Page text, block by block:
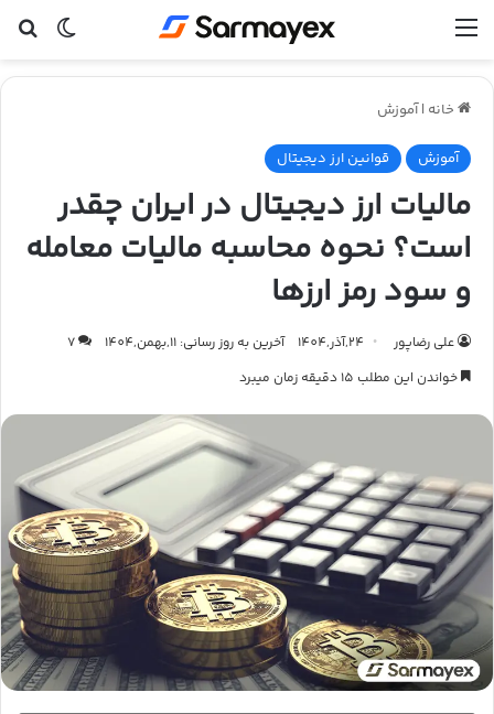
خانه | آموزش
آموزش قوانین ارز دیجیتال
مالیات ارز دیجیتال در ایران چقدر
است؟ نحوه محاسبه مالیات معامله
و سود رمز ارزها
علی رضاپور 24,آذر,1404 آخرین به روز رسانی: 11,بهمن,1404
7
خواندن این مطلب 15 دقیقه زمان میبرد